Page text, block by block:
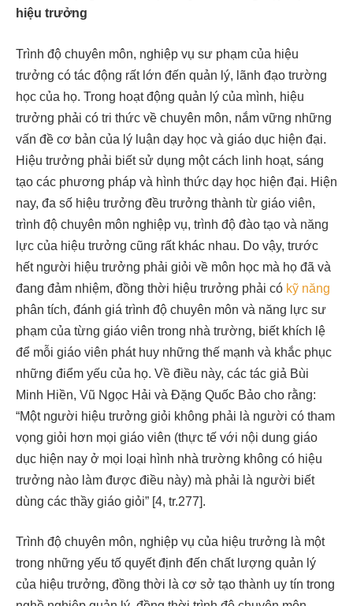
hiệu trưởng
Trình độ chuyên môn, nghiệp vụ sư phạm của hiệu
trưởng có tác động rất lớn đến quản lý, lãnh đạo trường
học của họ. Trong hoạt động quản lý của mình, hiệu
trưởng phải có tri thức về chuyên môn, nắm vững những
vấn đề cơ bản của lý luận dạy học và giáo dục hiện đại.
Hiệu trưởng phải biết sử dụng một cách linh hoạt, sáng
tạo các phương pháp và hình thức dạy học hiện đại. Hiện
nay, đa số hiệu trưởng đều trưởng thành từ giáo viên,
trình độ chuyên môn nghiệp vụ, trình độ đào tạo và năng
lực của hiệu trưởng cũng rất khác nhau. Do vậy, trước
hết người hiệu trưởng phải giỏi về môn học mà họ đã và
đang đảm nhiệm, đồng thời hiệu trưởng phải có kỹ năng
phân tích, đánh giá trình độ chuyên môn và năng lực sư
phạm của từng giáo viên trong nhà trường, biết khích lệ
để mỗi giáo viên phát huy những thế mạnh và khắc phục
những điểm yếu của họ. Về điều này, các tác giả Bùi
Minh Hiền, Vũ Ngọc Hải và Đặng Quốc Bảo cho rằng:
“Một người hiệu trưởng giỏi không phải là người có tham
vọng giỏi hơn mọi giáo viên (thực tế với nội dung giáo
dục hiện nay ở mọi loại hình nhà trường không có hiệu
trưởng nào làm được điều này) mà phải là người biết
dùng các thầy giáo giỏi” [4, tr.277].
Trình độ chuyên môn, nghiệp vụ của hiệu trưởng là một
trong những yếu tố quyết định đến chất lượng quản lý
của hiệu trưởng, đồng thời là cơ sở tạo thành uy tín trong